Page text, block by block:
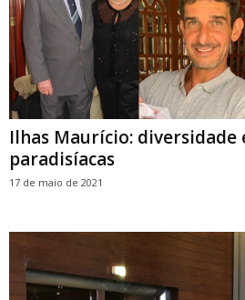
Ilhas Maurício: diversidade
paradisíacas
17 de maio de 2021